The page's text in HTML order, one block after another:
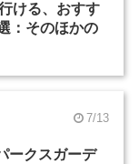
ける、おすす
：そのほかの
7/13
ークスガーデ